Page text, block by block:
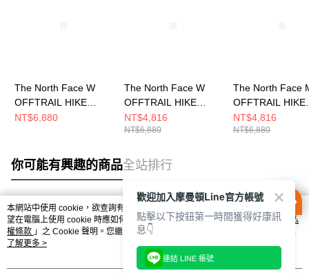
The North Face W
OFFTRAIL HIKE
GORE-TEX 女 登山鞋
NT$6,880
The North Face W
OFFTRAIL HIKE
GORE-TEX 女 登山鞋
NF0A8AEHL0T
NT$4,816
NT$6,880
The North Face
OFFTRAIL HIKE
GORE-TEX 男
NF0A8AEGL6Q
NT$4,816
NT$6,880
你可能有興趣的商品全站排行
熱門標籤
本網站中使用 cookie，欲查詢有關本網站使用 cookie 方式之詳情，及若您不希
望在電腦上使用 cookie 時應如何變更電腦的 cookie 設定，請參閱本網站「
隱私
權條款 」之 Cookie 聲明。您繼續使用本網站即表示您同意本公司得按本網站使
用條款之 Cookie 聲明使用 cookie。
了解更多 >
歡迎加入摩曼頓Line官方帳號
點擊以下按鈕第一時間獲得好康訊
息👇
連結 LINE 帳號